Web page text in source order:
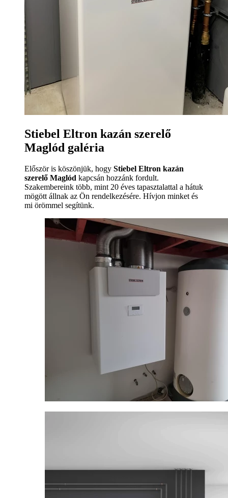
Stiebel Eltron kazán szerelő
Maglód galéria
Először is köszönjük, hogy Stiebel Eltron kazán
szerelő Maglód kapcsán hozzánk fordult.
Szakembereink több, mint 20 éves tapasztalattal a hátuk
mögött állnak az Ön rendelkezésére. Hívjon minket és
mi örömmel segítünk.